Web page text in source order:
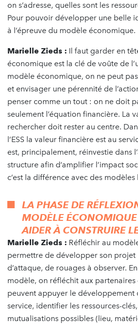
on s’adresse, quelles sont les
Pour pouvoir développer une belle
à l’épreuve du modèle économique.
Marielle Zieds : Il faut garder en
économique est la clé de voûte de
modèle économique, on ne peut
et envisager une pérennité de
penser comme un tout : on ne doit
seulement l’équation financière. La
rechercher doit rester au centre.
l’ESS la valeur financière est au
est, principalement, réinvestie dans
structure afin d’amplifier l’impact
c’est la différence avec des modèles
LA PHASE DE
MODÈLE
AIDER À CONSTRUIRE
Marielle Zieds : Réfléchir au
permettre de développer son projet
d’attaque, de rouages à observer.
modèle, on réfléchit aux
peuvent appuyer le développement
service, identifier les ressources-
mutualisations possibles (lieu,